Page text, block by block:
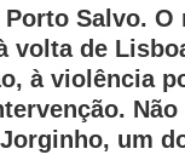
Salvo. O
volta de
à violência
um